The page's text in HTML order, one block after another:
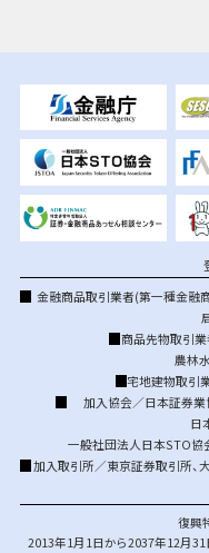
金融商品取引業者(第一種金融
商品先物取引
農林
宅地建物取引
加入協会／日本証券業
日
一般社団法人日本STO協
加入取引所／東京証券取引所、
復興
2013年1月1日から2037年12月31